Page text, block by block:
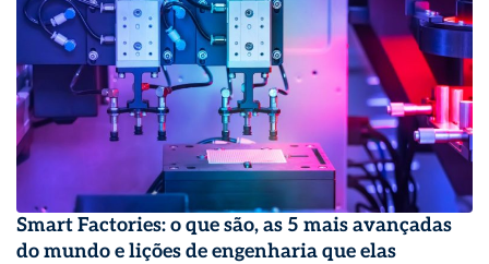
Smart Factories: o que são, as 5 mais avançadas
do mundo e lições de engenharia que elas